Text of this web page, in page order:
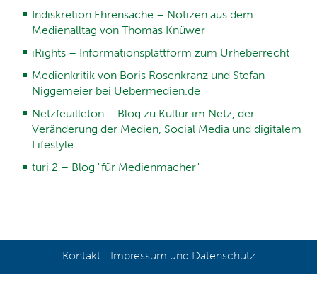
Indiskretion Ehrensache – Notizen aus dem
Medienalltag von Thomas Knüwer
iRights – Informationsplattform zum Urheberrecht
Medienkritik von Boris Rosenkranz und Stefan
Niggemeier bei Uebermedien.de
Netzfeuilleton – Blog zu Kultur im Netz, der
Veränderung der Medien, Social Media und digitalem
Lifestyle
turi 2 – Blog "für Medienmacher"
Kontakt Impressum und Datenschutz